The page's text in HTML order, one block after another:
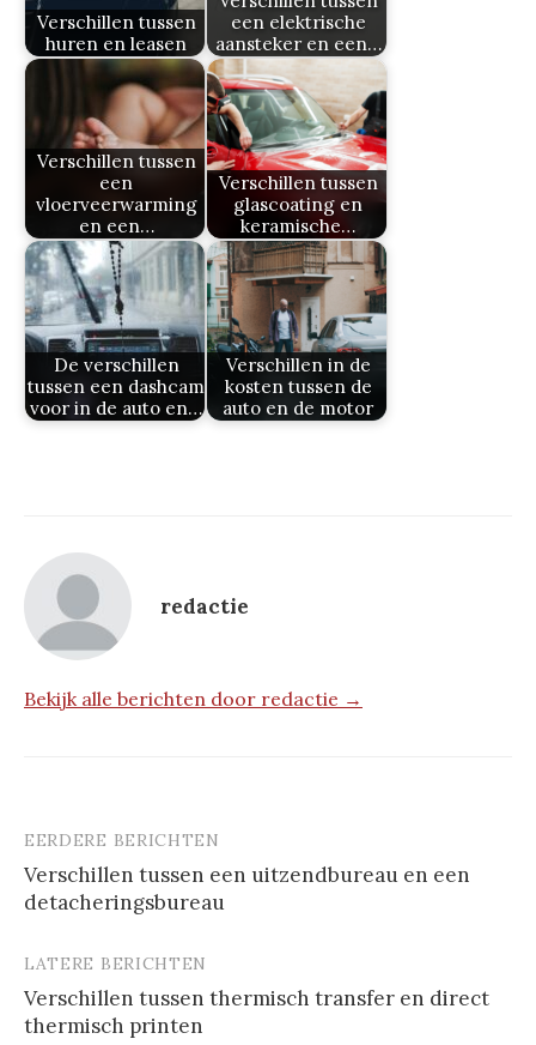
Verschillen tussen
huren en leasen
een elektrische
aansteker en een…
Verschillen tussen
een
vloerveerwarming
en een…
Verschillen tussen
glascoating en
keramische…
De verschillen
tussen een dashcam
voor in de auto en…
Verschillen in de
kosten tussen de
auto en de motor
redactie
Bekijk alle berichten door redactie →
Berichtnavigatie
EERDERE BERICHTEN
Verschillen tussen een uitzendbureau en een
detacheringsbureau
LATERE BERICHTEN
Verschillen tussen thermisch transfer en direct
thermisch printen